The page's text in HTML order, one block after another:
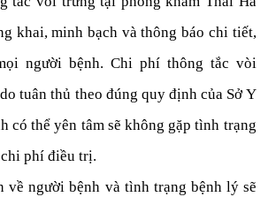
khai, minh bạch và thông báo chi tiết,
người bệnh. Chi phí thông tắc vòi
tuân thủ theo đúng quy định của Sở Y
có thể yên tâm sẽ không gặp tình trạng
phí điều trị.
về người bệnh và tình trạng bệnh lý sẽ